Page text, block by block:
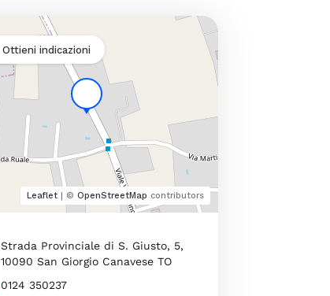
Leaflet| © OpenStreetMap contributors
Ottieni indicazioni
Strada Provinciale di S. Giusto, 5,
10090 San Giorgio Canavese TO
0124 350237